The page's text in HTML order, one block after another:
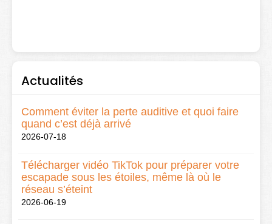
Actualités
Comment éviter la perte auditive et quoi faire
quand c’est déjà arrivé
2026-07-18
Télécharger vidéo TikTok pour préparer votre
escapade sous les étoiles, même là où le
réseau s’éteint
2026-06-19